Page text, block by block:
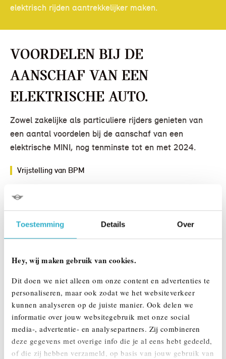
Toestemming Details Over
Hey, wij maken gebruik van cookies.
Dit doen we niet alleen om onze content en advertenties te
personaliseren, maar ook zodat we het websiteverkeer
kunnen analyseren op de juiste manier. Ook delen we
informatie over jouw websitegebruik met onze social
media-, advertentie- en analysepartners. Zij combineren
deze gegevens met overige info die je al eens hebt gedeeld,
of die zij hebben verzameld, op basis van jouw gebruik van
elektrisch rijden aantrekkelijker maken.
Voordelen bij de
aanschaf van een
elektrische auto.
Zowel zakelijke als particuliere rijders genieten van
een aantal voordelen bij de aanschaf van een
elektrische MINI, nog tenminste tot en met 2024.
Vrijstelling van BPM
basisbedrag verhoogd met een opslag per gram CO2-uitstoot
van de betreffende auto’s. Hierdoor betaal je voor een zuinige
auto minder bpm dan voor een minder zuinig model. Een
elektrische auto heeft geen directe CO2-uitstoot en is
in het geheel geen bpm bij aanschaf van een elektrische auto,